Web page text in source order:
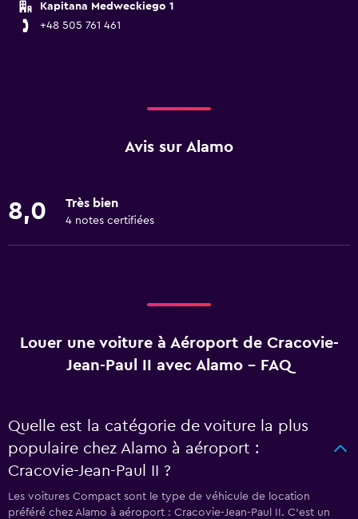
Kapitana Medweckiego 1
+48 505 761 461
Avis sur Alamo
8,0 Très bien
4 notes certifiées
Louer une voiture à Aéroport de Cracovie-
Jean-Paul II avec Alamo - FAQ
Quelle est la catégorie de voiture la plus
populaire chez Alamo à aéroport :
Cracovie-Jean-Paul II ?
Les voitures Compact sont le type de véhicule de location
préféré chez Alamo à aéroport : Cracovie-Jean-Paul II. C'est un